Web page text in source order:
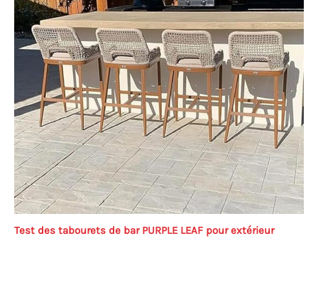
Test des tabourets de bar PURPLE LEAF pour extérieur